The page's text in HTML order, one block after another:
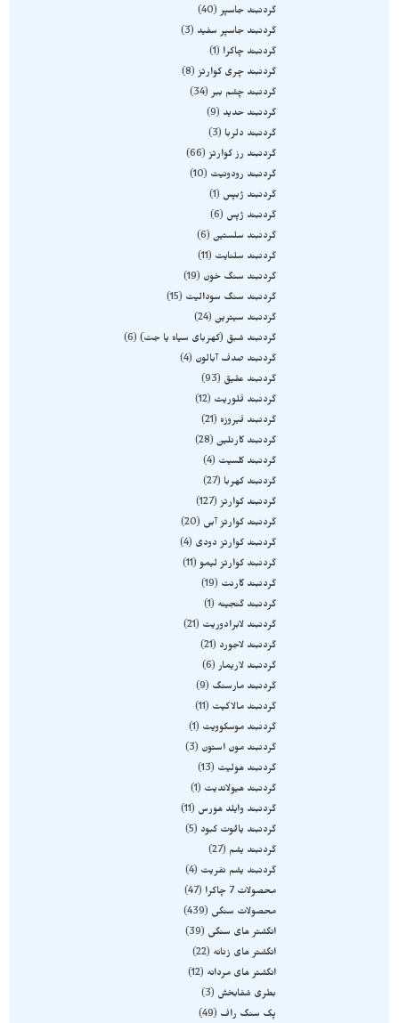
گردنبند جاسپر 40
گردنبند جاسپر سفید
3
گردنبند چاکرا
1
گردنبند چری کوارتز 8
گردنبند چشم ببر 34
گردنبند حدید
9
گردنبند دلربا
3
گردنبند رز کوارتز 66
گردنبند رودونیت
10
گردنبند ژبپس
1
گردنبند ژپس
6
گردنبند سلستین 6
گردنبند سلنایت
11
گردنبند سنگ خون
19
گردنبند سنگ سودالیت
15
گردنبند سیترین 24
گردنبند شبق (کهربای سیاه یا جت) 6
گردنبند صدف آبالون
4
گردنبند عقیق
93
گردنبند فلوریت
12
گردنبند فیروزه
21
گردنبند کارنلین 28
گردنبند کلسیت
4
گردنبند کهربا
27
گردنبند کوارتز 127
گردنبند کوارتز آبی
20
گردنبند کوارتز دودی
4
گردنبند کوارتز لیمو 11
گردنبند گارنت
19
گردنبند گنجینه
1
گردنبند لابرادوریت
21
گردنبند لاجورد
21
گردنبند لاریمار 6
گردنبند مارسنگ
9
گردنبند مالاکیت
11
گردنبند موسکوویت
1
گردنبند مون استون
3
گردنبند هولیت
13
گردنبند هیولاندیت
1
گردنبند وایلد هورس
11
گردنبند یاقوت کبود
5
گردنبند یشم
27
گردنبند یشم نفریت
4
محصولات 7 چاکرا
47
محصولات سنگی
439
انگشتر های سنگی
39
انگشتر های زنانه
22
انگشتر های مردانه
12
بطری شفابخش
3
پک سنگ راف
49